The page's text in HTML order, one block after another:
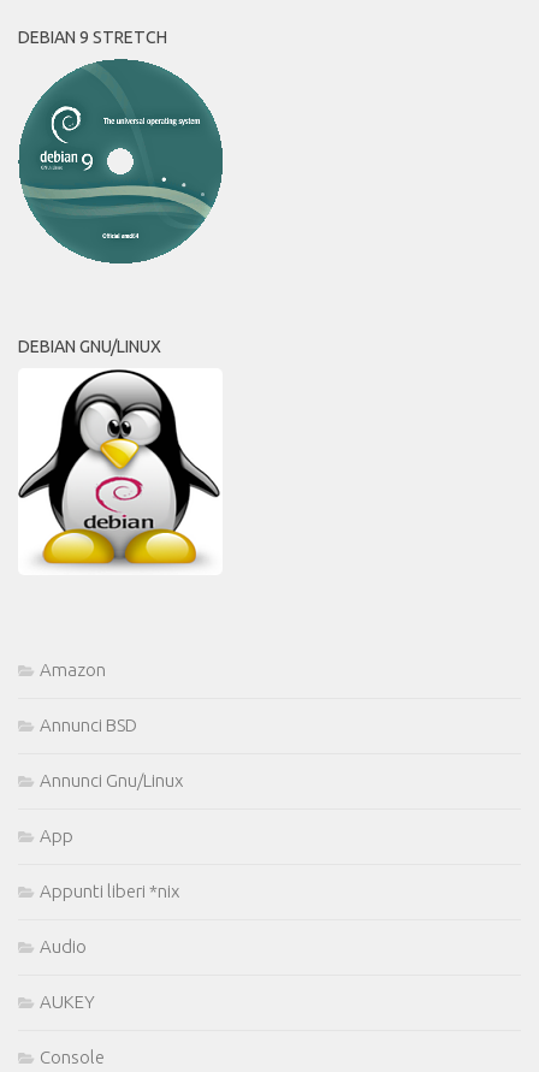
DEBIAN 9 STRETCH
DEBIAN GNU/LINUX
Amazon
Annunci BSD
Annunci Gnu/Linux
App
Appunti liberi *nix
Audio
AUKEY
Console